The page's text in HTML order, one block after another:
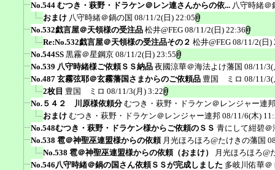
No.544 むつき・萩野・ドラケン＠レン連さんからの依... 八守時緒＠
おまけ 八守時緒＠鍋の国 08/11/2(日) 22:05
No.532戯言屋＠天領様の受注品 松井@FEG 08/11/2(日) 22:36
Re:No.532戯言屋＠天領様の受注品その２ 松井@FEG 08/11/2(日)
No.544SS 黒霧＠星鋼京 08/11/2(日) 23:55
No.539 八守時緒様ご依頼ＳＳ納品 夜國涼華＠海法よけ藩国 08/11/3(
No.487 玄霧弦耶＠玄霧藩国さまからのご依頼品 豊国 ミロ 08/11/3(
2枚目 豊国 ミロ 08/11/3(月) 3:22
No.５４２ 川原様依頼分 むつき・萩野・ドラケン＠レンジャー連邦
おまけ むつき・萩野・ドラケン＠レンジャー連邦 08/11/6(木)
No.548むつき・萩野・ドラケン様からご依頼のＳＳ 青にして紺碧＠
No.538 雹＠神聖巫連盟様からの依頼 月光ほろほろ@たけきの藩国
No.538 雹＠神聖巫連盟様からの依頼（おまけ）
月光ほろほろ@
No.546八守時緒＠鍋の国さん依頼ＳＳが完成しました 多岐川佑華＠